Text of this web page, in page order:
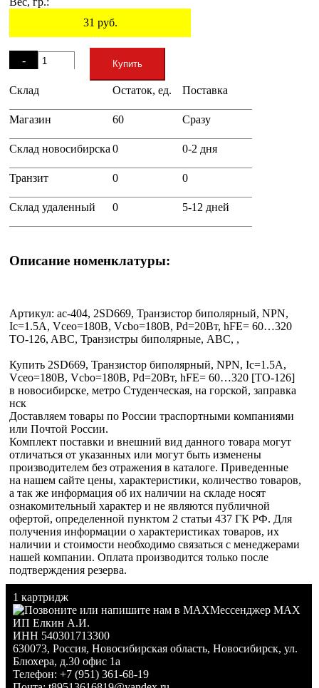
31 руб.
-
+
Купить
Склад Остаток, ед. Поставка
Магазин 60 Сразу
Склад новосибирска 0 0-2 дня
Транзит 0 0
Склад удаленный 0 5-12 дней
Описание номенклатуры:
Артикул: ac-404, 2SD669, Транзистор биполярный, NPN,
Ic=1.5А, Vceo=180В, Vcbo=180В, Pd=20Вт, hFE= 60…320
TO-126, ABC, Транзистры биполярные, ABC, ,
Купить 2SD669, Транзистор биполярный, NPN, Ic=1.5А,
Vceo=180В, Vcbo=180В, Pd=20Вт, hFE= 60…320 [TO-126]
в новосибирске, метро Студенческая, на горской, заправка
нск
Доставляем товары по России траспортными компаниями
или Почтой России.
Комплект поставки и внешний вид данного товара могут
отличаться от указанных или могут быть изменены
производителем без отражения в каталоге. Приведенные
на нашем сайте цены, характеристики, количество товаров,
а так же информация об их наличии на складе носят
ознакомительный характер и не являются публичной
офертой, определенной пунктом 2 статьи 437 ГК РФ. Для
получения информации о характеристиках товаров, их
наличии и стоимости необходимо связаться с менеджерами
нашей компании. Оплата производится только после
подтверждения резерва.
1 картридж
Мессенджер MAX
ИП Елкин А.И.
ИНН 540301713300
630073, Россия, Новосибирская область, Новосибирск, ул.
Блюхера, д.30 офис 1а
Телефон: +7 (951) 361-68-19